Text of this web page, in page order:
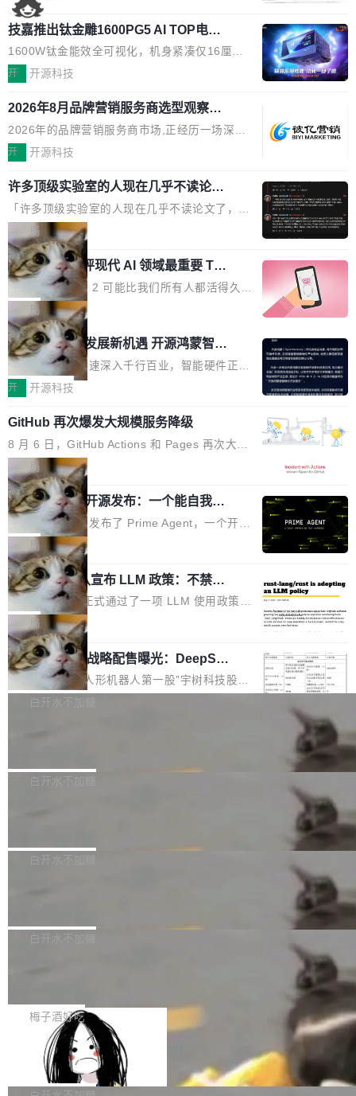
一个大版本发布的部分功能细节优化和bug问题
修复的版本，具体更新日志如下： 1、补全新版
本的各个审批类型的审批单导出 2、优化各个审
核反确认审批的逻辑，使...
《中国GEO市场产业图谱》数据,2026年中国GE
O行业规模预计达942亿元,同比增长169.7%。G
artner同期预测,传统搜索引擎访问量年内将下滑
25%,AI载体流量占比突破40%;埃森哲2025年中
国消费者调研则指出,37%的用户在有明确购买需
求时倾向于先问AI。几组数据指向一致:GEO已
从营销"加分项"变成品牌在AI时...
了，你为什么还要再做一个"，我都觉得这个问题
问得好。 因为我自己也是从用户变成开发者的。
现有产品的天花板 我用过不少 AI 浏览器插件。
刚开始觉得都挺好——选中一段文字，弹出解
要。但用久了你会发现，它们本质上都是同一类
东西：一个带网页上下文的聊天框。 它们能读取
页面的文本，然后把文本丢给大模型，再返回一
段回答。仅此而已。 这当然有用，但总觉得差点
意思。比如我在一个后台管理系统里，需要填50
个表单字段，每个字段还有联动逻辑；比如我
想...
技嘉推出钛金雕1600PG5 AI TOP电
源：为发烧级主机与本地AI算力打造旗
舰供电方案
1600W钛金能效全可视化，机身紧凑仅16厘米
继2026台北电脑展首度亮相后，技嘉科技近日正
电源专为发烧级DIY主机与本地AI算力平台打
造，整机长度仅16厘米，提供1600W额定功率
与80PLUS钛金能效；支持ATX 3.1与PCIe 5.1
实时LCD监控屏，可充分满足当下高阶PC主机
的严苛使用需求。 澎湃功率，紧凑机身 钛金雕1
600PG5 AI TOP具备强悍输出功率，同时实现
机身尺寸大幅精简。整机长度仅16厘米，属于同
功率段机身尺寸十分紧凑的1600W电源产品。小
巧机身有效提升市面主流标准A...
开 开源科技
2026年8月品牌营销服务商选型观察：
从流量思维到品牌资产思维的范式转移
2026年的品牌营销服务商市场,正经历一场深刻
的价值重构。全球全案品牌代理机构市场从2025
复合增长率达5.44%,预计2032年将突破120亿美
元。数字广告与公共关系相关服务市场更是从20
25年的8463亿美元扩张至2026年的8763亿美
元。数字的背后是一个清晰的事实——品牌对专
业化营销服务的需求从未如此迫切。 但市场扩容
的同时,服务商的竞争逻辑正在改变。2026年Top
Agency年度合辑的观察指出,“产品”这个离消费
者最近的载体,在整个品牌营销层面的权重显著变
高了。全域营销服务商的竞争正在从规模转向深
度,案例厚度、全域覆盖、多线协同...
开 开源科技
许多顶级实验室的人现在几乎不读论文
了
「许多顶级实验室的人现在几乎不读论文了，而
且他们认为 ICLR/ICML/NeurIPS 充斥着大量过
度宣传和欺诈。」 OpenAI 研究员 Keller Jorda
n 这条推文引发了广泛讨论。他不是在说风凉
话，他是说出了一个圈内人尽皆知但很少公开捅
破的事实。 Jordan 随后补充了一句软化声明：
「我不认为这些会议上大部分论文都在过度宣传
或造假。问题是，作为读者，如果你筛选出那些
看起来最令人兴奋的论文，那它们大部分都是过
度宣传的。」 这才是真正的痛点。不是所有论文
都有问题，是最吸引眼球的那批论文最有问题。
他引用的帖子来自 Mathew Shen，一位 ICLR 2
026 的读者：「看了篇 ...
局
xAI 前工程师评现代 AI 领域最重要 Top
3 开源项目
Flash Attention 2 可能比我们所有人都活得久。
这句话不是来自某个技术博客，而是出自 Hieu
Pham 的一条推文。Hieu Pham 是谁？他是 xAI
的早期工程师之一，在 Grok 训练基础设施团队
工作过。近日他在 X 上发了一条帖子，列出了他
认为现代 AI 领域最重要的三个开源项目。 第一
理由很具体。FA 系列不需要解释，但 FA2 是他
认为最重要的一个——复杂度恰到好处，刚好能
驱动你去学 CuTe，但还没被那些"邪恶的" Hopp
er++ 优化所淹没，足够容易修改和适配。 更关
键的是 FA2 的持久性...
局
共商智能硬件发展新机遇 开源鸿蒙智能
硬件开发者日杭州站即将举行
随着万物智联加速深入千行百业，智能硬件正从
单点设备迈向智能化、网联化、协同化发展。作
鸿蒙通过统一技术底座和分布式能力，为不同类
型智能设备的开发、连接与互联提供关键支撑，
也为产业链企业探索产品创新与商业增长打开新
的空间。 8月14日，开源鸿蒙智能硬件开发者日
（OHDD：OpenHarmony Hardware Develope
r Day）将在杭州启航。活动面向智能硬件产业
链企业和开发者，邀请行业专家与资深技术顾
问，围绕开源鸿蒙技术能力、设备适配、芯片适
配、功耗与稳定性调优、兼容性测评及统一互联
等内容展开系统讲解和实战交流，帮助企业进一
步了解开源鸿蒙在智能...
开 开源科技
GitHub 再次爆发大规模服务降级
8 月 6 日，GitHub Actions 和 Pages 再次大规
模服务降级，Actions 完全不可用超过 5 小时，
webhook 停发，连自托管 runner 也因调度层故
障无法工作。Pages、Copilot code review、C
opilot coding agent 全部受影响。从检测到完全
恢复，大约 12 小时。 这是 2026 年 8 月的第六
起事故，其中四起与 AI/Copilot 服务相关。 Git
Hub 员工 kdaigle 在 HN 讨论中贴出了一组数
据：2025 年全年 10 亿次 commit。现在，每周
2.75 亿次，全年预计 140 亿次。GitHub...
局
Prime Agent 开源发布：一个能自我改
进的编程 Agent，ARC-AGI 3 超越人类
专家基线
Prime Intellect 发布了 Prime Agent，一个开源
的编程 Agent Harness，核心设计围绕两个抽
象：Recursive Language Model（RLM）和 C
ontinual Harness。在 ARC-AGI 3 基准测试
上，Prime Agent + Opus 5 的组合达到了 95.
5% RHAE Best@1，超过了 ARC 报告的人类专
家基线 95.4%。 不是又一个 coding agent 包装
器 Prime Agent 的架构和市面上大多数 coding
agent 有本质区别。大多数 agent harness 的设
计是基于早期模型的能力—...
局
Rust 项目团队宣布 LLM 政策：不禁
止，但你要承认哪些代码不是你写的
Rust 语言项目正式通过了一项 LLM 使用政策，
覆盖 rust-lang/rust 单一仓库的代码贡献。这不
是项目级别的官方立场，目前由五个团队采纳，
但它可能是主流开源项目中关于 AI 辅助贡献最
细致的一份规则。 政策的核心只有一句话：LLM
可以用来分析、提炼、审阅、建议，但不能用来
不得生成涉及安全性的关键变更，除非作者本身
局
宇树科技 IPO 战略配售曝光：DeepSe
ek 获配 93.3 万股，锁定 36 个月
8月6日晚间，“人形机器人第一股”宇树科技股份
有限公司披露IPO发行价格及战略配售结果，杭
36个月。 公告显示，本次宇树科技战略配售对
员工参与设立的专项资产管理计划。其中，Dee
获配9...
白开水不加糖
Bug fixes and enhancements 修复多次传递同
一个回归问题，该问题导致拉取镜像时会拒绝包
题，该问题可能导致在旧版 Linux 内核...
白开水不加糖
e 孵化器项目管理委员会（IPMC）投票中获得
P）！这一里程碑不仅标志着 Fluss 迈入新的发
白开水不加糖
长期停止内容更新，未能实现其作为“AI版维基百
提交的编辑请求也长期处于待处理状态。 Groki
pedia 于去年底上线，定位为由人工智能生成内
容的百科平台，被马斯克视为传统众包百科网站
维基百科的替代方案。Lawfare 调查发现，无论
热门页面还是低关注度页面，均未出现近期更
白开水不加糖
是这样的：配 MessageSource 的 Bean、写 R
eloadableResourceBundleMessageSource、
声明 LocaleResolver、注册 LocaleChangeInt
erceptor…五六步之后才能看到第一行翻译文
本。 Solon 换了个方式。整个 i18n 模块围绕三
梅子酒好吃
Apache Doris 4.1 全面增强 Iceberg：
支持 UPDATE、MERGE INTO 与 Iceb
erg V3
Apache Doris 4.1 要补齐的，正是缺失的那一
半。在已有查询能力的基础上，Doris 进一步支